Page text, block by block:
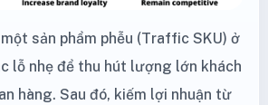
sản phẩm phễu (Traffic SKU) ở
lỗ nhẹ để thu hút lượng lớn khách
hàng. Sau đó, kiếm lợi nhuận từ